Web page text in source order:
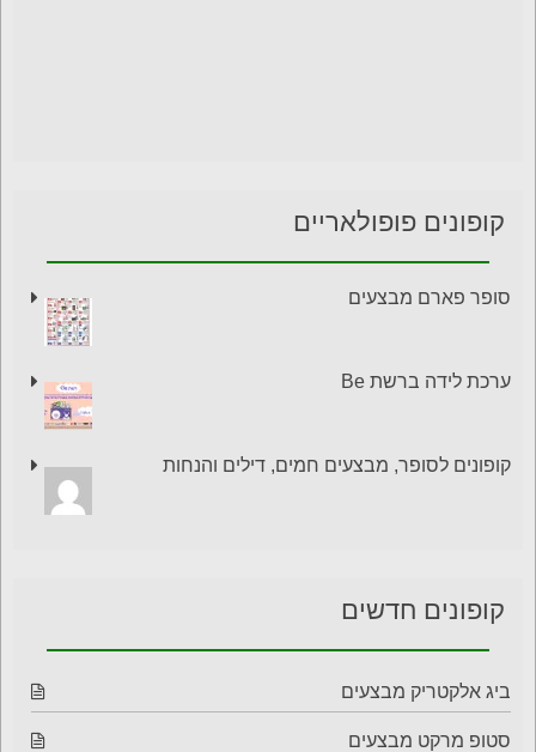
קופונים פופולאריים
סופר פארם מבצעים
ערכת לידה ברשת Be
קופונים לסופר, מבצעים חמים, דילים והנחות
קופונים חדשים
ביג אלקטריק מבצעים
סטופ מרקט מבצעים